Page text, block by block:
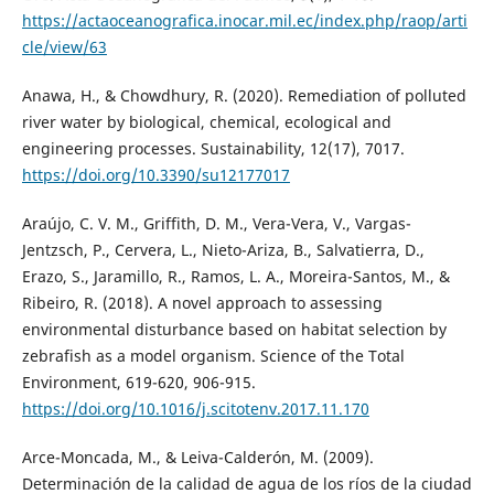
https://actaoceanografica.inocar.mil.ec/index.php/raop/arti
cle/view/63
Anawa, H., & Chowdhury, R. (2020). Remediation of polluted
river water by biological, chemical, ecological and
engineering processes. Sustainability, 12(17), 7017.
https://doi.org/10.3390/su12177017
Araújo, C. V. M., Griffith, D. M., Vera-Vera, V., Vargas-
Jentzsch, P., Cervera, L., Nieto-Ariza, B., Salvatierra, D.,
Erazo, S., Jaramillo, R., Ramos, L. A., Moreira-Santos, M., &
Ribeiro, R. (2018). A novel approach to assessing
environmental disturbance based on habitat selection by
zebrafish as a model organism. Science of the Total
Environment, 619-620, 906-915.
https://doi.org/10.1016/j.scitotenv.2017.11.170
Arce-Moncada, M., & Leiva-Calderón, M. (2009).
Determinación de la calidad de agua de los ríos de la ciudad